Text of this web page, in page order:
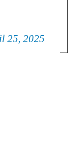
25, 2025